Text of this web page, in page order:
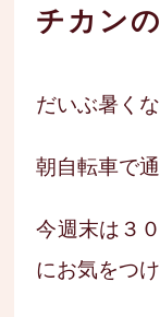
チカン
だいぶ暑く
朝自転車で
今週末は３
にお気をつ